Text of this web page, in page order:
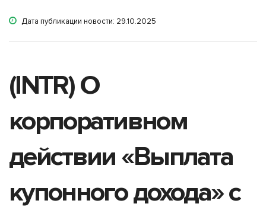
Дата публикации новости: 29.10.2025
(INTR) О
корпоративном
действии «Выплата
купонного дохода» с